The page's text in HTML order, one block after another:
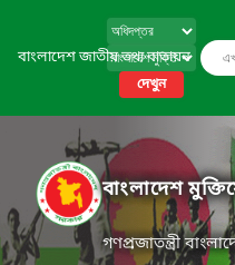
বাংলাদেশ জাতীয় তথ্য বাতায়ন
দেখুন
বাংলাদেশ
গণপ্রজাতন্ত্রী